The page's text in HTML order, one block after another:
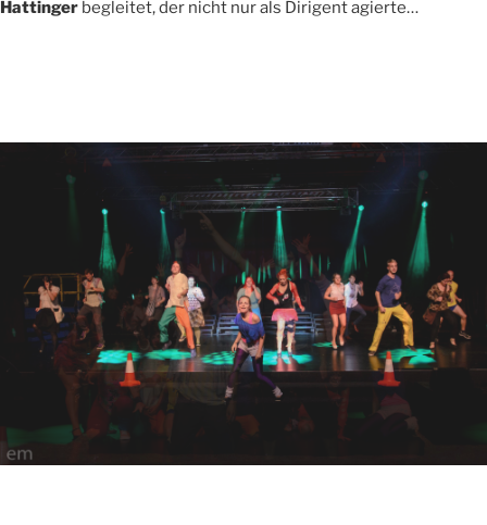
Hattinger begleitet, der nicht nur als Dirigent agierte…